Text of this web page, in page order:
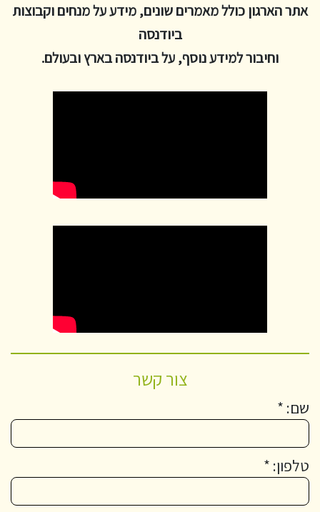
אתר הארגון כולל מאמרים שונים, מידע על מנחים וקבוצות
ביודנסה
וחיבור למידע נוסף, על ביודנסה בארץ ובעולם.
צור קשר
שם: *
טלפון: *